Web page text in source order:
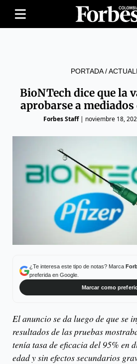
PORTADA/
BioNTech dice que la
aprobarse a
Forbes Staff| noviembre 18,
¿Te interesa este tipo de notas? Marca
preferida en Google.
Marcar como
El anuncio se da luego de que se
resultados de las pruebas
tenía tasa de eficacia del 95% en
edad y sin efectos secundarios